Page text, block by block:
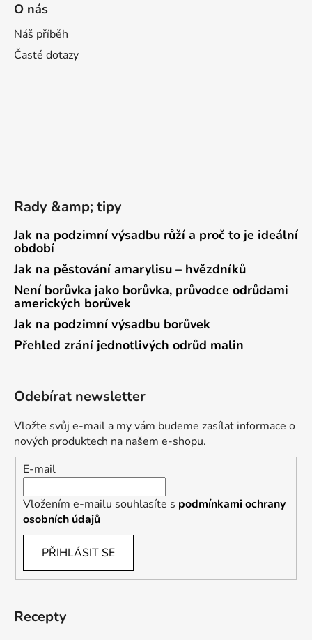
O nás
Náš příběh
Časté dotazy
Rady &amp; tipy
Jak na podzimní výsadbu růží a proč to je ideální
období
Jak na pěstování amarylisu – hvězdníků
Není borůvka jako borůvka, průvodce odrůdami
amerických borůvek
Jak na podzimní výsadbu borůvek
Přehled zrání jednotlivých odrůd malin
Odebírat newsletter
Vložte svůj e-mail a my vám budeme zasílat informace o
nových produktech na našem e-shopu.
E-mail
Vložením e-mailu souhlasíte s podmínkami ochrany
osobních údajů
PŘIHLÁSIT SE
Recepty